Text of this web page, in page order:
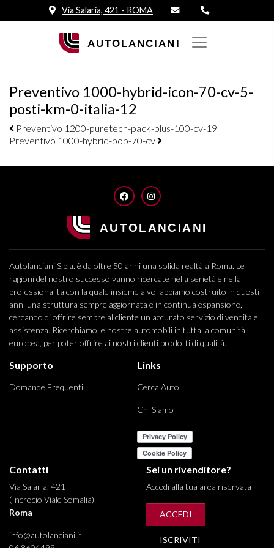
Via Salaria, 421 - ROMA
Preventivo 1000-hybrid-icon-70-cv-5-
posti-km-0-italia-12
Navigazione elementi
Preventivo 1200-puretech-pack-plus-100-cv-19
Preventivo 1000-hybrid-pop-70-cv
FACEBOOKINSTAGRAM
Autolanciani S.p.a. è da oltre 50 anni una solida realtà a Roma. Le
ragioni del nostro successo vanno ricercate nella serietà e nella
professionalità con la quale insieme a voi abbiamo costruito in questi
anni una struttura sempre aggiornata e in continua espansione,
cercando di offrire sempre al cliente un accurato servizio di vendita e
assistenza. Ricerchiamo le nostre automobili in tutta la comunità
europea, per poter offrire ai nostri clienti prodotti di qualità.
Supporto
Domande Frequenti
Links
Cerca Auto
Chi Siamo
Contatti
Via Salaria, 421
(Incrocio Viale Somalia)
Roma
info@autolanciani.it
Sei un rivenditore?
Accedi alla tua area riservata
ACCEDI
ISCRIVITI